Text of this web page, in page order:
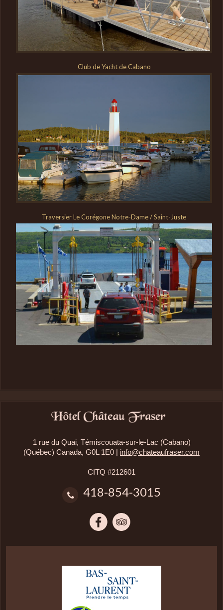
Club de Yacht de Cabano
Traversier Le Corégone Notre-Dame / Saint-Juste
1 rue du Quai, Témiscouata-sur-le-Lac (Cabano)
(Québec) Canada, G0L 1E0 | info@chateaufraser.com
CITQ #212601
418-854-3015